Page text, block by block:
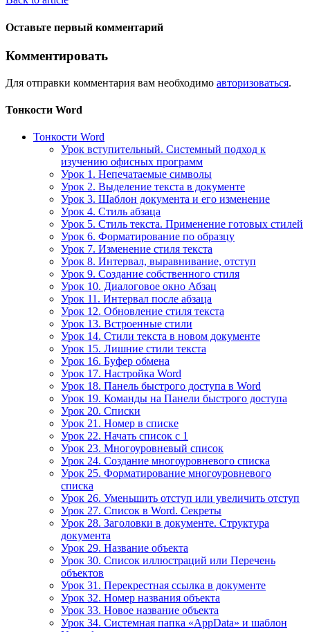
Оставьте первый комментарий
Комментировать
Для отправки комментария вам необходимо авторизоваться.
Тонкости Word
Тонкости Word
Урок вступительный. Системный подход к
изучению офисных программ
Урок 1. Непечатаемые символы
Урок 2. Выделение текста в документе
Урок 3. Шаблон документа и его изменение
Урок 4. Стиль абзаца
Урок 5. Стиль текста. Применение готовых стилей
Урок 6. Форматирование по образцу
Урок 7. Изменение стиля текста
Урок 8. Интервал, выравнивание, отступ
Урок 9. Создание собственного стиля
Урок 10. Диалоговое окно Абзац
Урок 11. Интервал после абзаца
Урок 12. Обновление стиля текста
Урок 13. Встроенные стили
Урок 14. Стили текста в новом документе
Урок 15. Лишние стили текста
Урок 16. Буфер обмена
Урок 17. Настройка Word
Урок 18. Панель быстрого доступа в Word
Урок 19. Команды на Панели быстрого доступа
Урок 20. Списки
Урок 21. Номер в списке
Урок 22. Начать список с 1
Урок 23. Многоуровневый список
Урок 24. Создание многоуровневого списка
Урок 25. Форматирование многоуровневого
списка
Урок 26. Уменьшить отступ или увеличить отступ
Урок 27. Список в Word. Секреты
Урок 28. Заголовки в документе. Структура
документа
Урок 29. Название объекта
Урок 30. Список иллюстраций или Перечень
объектов
Урок 31. Перекрестная ссылка в документе
Урок 32. Номер названия объекта
Урок 33. Новое название объекта
Урок 34. Системная папка «AppData» и шаблон